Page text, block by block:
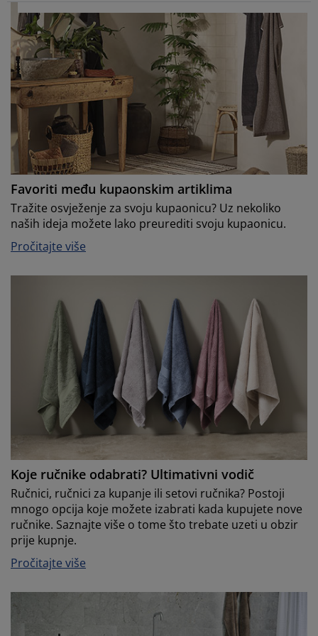
Favoriti među kupaonskim artiklima
Tražite osvježenje za svoju kupaonicu? Uz nekoliko
naših ideja možete lako preurediti svoju kupaonicu.
Pročitajte više
Koje ručnike odabrati? Ultimativni vodič
Ručnici, ručnici za kupanje ili setovi ručnika? Postoji
mnogo opcija koje možete izabrati kada kupujete nove
ručnike. Saznajte više o tome što trebate uzeti u obzir
prije kupnje.
Pročitajte više